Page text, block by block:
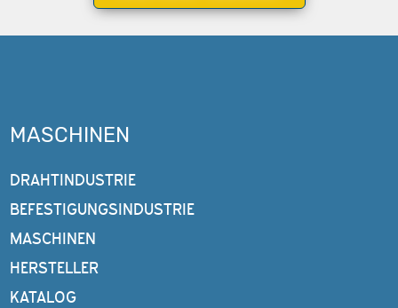
MASCHINEN
DRAHTINDUSTRIE
BEFESTIGUNGSINDUSTRIE
MASCHINEN
HERSTELLER
KATALOG